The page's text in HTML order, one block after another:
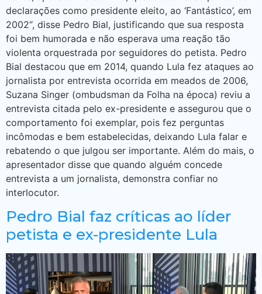
declarações como presidente eleito, ao ‘Fantástico’, em
2002“, disse Pedro Bial, justificando que sua resposta
foi bem humorada e não esperava uma reação tão
violenta orquestrada por seguidores do petista. Pedro
Bial destacou que em 2014, quando Lula fez ataques ao
jornalista por entrevista ocorrida em meados de 2006,
Suzana Singer (ombudsman da Folha na época) reviu a
entrevista citada pelo ex-presidente e assegurou que o
comportamento foi exemplar, pois fez perguntas
incômodas e bem estabelecidas, deixando Lula falar e
rebatendo o que julgou ser importante. Além do mais, o
apresentador disse que quando alguém concede
entrevista a um jornalista, demonstra confiar no
interlocutor.
Pedro Bial faz críticas ao líder
petista e ex-presidente Lula